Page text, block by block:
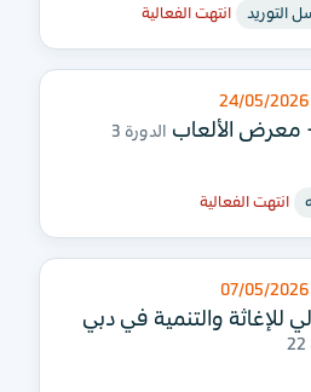
التوريد انتهت الفعالية
معرض الألعاب الدورة 3
انتهت الفعالية
للإغاثة والتنمية في دبي